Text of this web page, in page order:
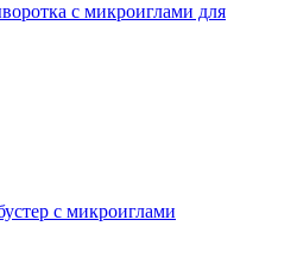
с микроиглами для
с микроиглами